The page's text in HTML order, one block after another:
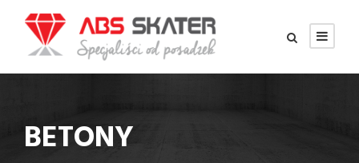
BETONY